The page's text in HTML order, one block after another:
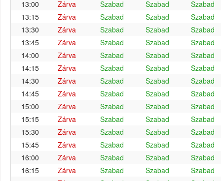
13:00
Zárva Szabad Szabad
Szabad
13:15
Zárva Szabad Szabad
Szabad
13:30
Zárva Szabad Szabad
Szabad
13:45
Zárva Szabad Szabad
Szabad
14:00
Zárva Szabad Szabad
Szabad
14:15
Zárva Szabad Szabad
Szabad
14:30
Zárva Szabad Szabad
Szabad
14:45
Zárva Szabad Szabad
Szabad
15:00
Zárva Szabad Szabad
Szabad
15:15
Zárva Szabad Szabad
Szabad
15:30
Zárva Szabad Szabad
Szabad
15:45
Zárva Szabad Szabad
Szabad
16:00
Zárva Szabad Szabad
Szabad
16:15
Zárva Szabad Szabad
Szabad